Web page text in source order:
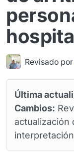
Revisado por
Última
Cambios:
actualización
interpretación